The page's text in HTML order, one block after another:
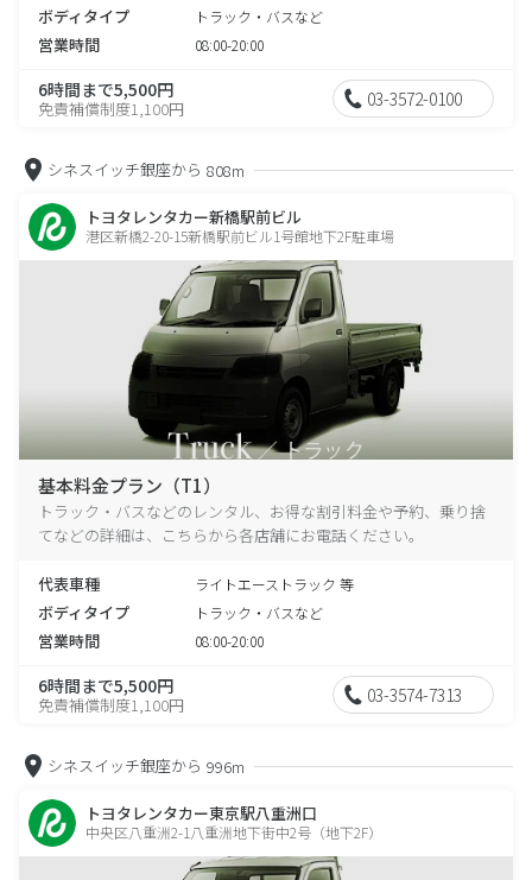
ボディタイプ トラック・バスなど
営業時間 08:00-20:00
6時間まで5,500円
免責補償制度1,100円 03-3572-0100
シネスイッチ銀座から 808m
トヨタレンタカー新橋駅前ビル
港区新橋2-20-15新橋駅前ビル1号館地下2F駐車場
基本料金プラン（T1）
トラック・バスなどのレンタル、お得な割引料金や予約、乗り捨
てなどの詳細は、こちらから各店舗にお電話ください。
代表車種 ライトエーストラック 等
ボディタイプ トラック・バスなど
営業時間 08:00-20:00
6時間まで5,500円
免責補償制度1,100円 03-3574-7313
シネスイッチ銀座から 996m
トヨタレンタカー東京駅八重洲口
中央区八重洲2-1八重洲地下街中2号（地下2F）